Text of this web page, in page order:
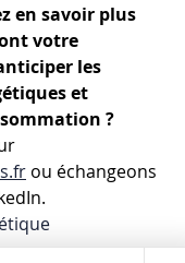
en savoir plus
votre
les
et
?
ou échangeons